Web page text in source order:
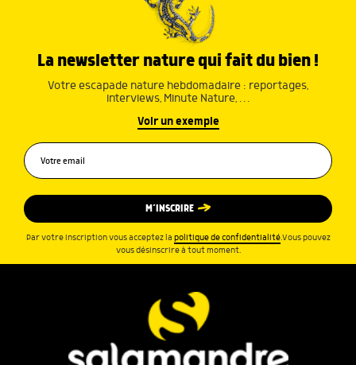
La newsletter nature qui fait du bien !
Votre escapade nature hebdomadaire : reportages,
interviews, Minute Nature, …
Voir un exemple
M’INSCRIRE
Par votre inscription vous acceptez la politique de confidentialité.Vous pouvez
vous désinscrire à tout moment.